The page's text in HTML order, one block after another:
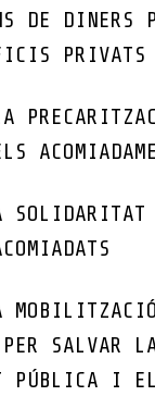
DE DINERS
PRIVATS
SOLIDARITAT
MOBILITZACIÓ
SALVAR
PÚBLICA I